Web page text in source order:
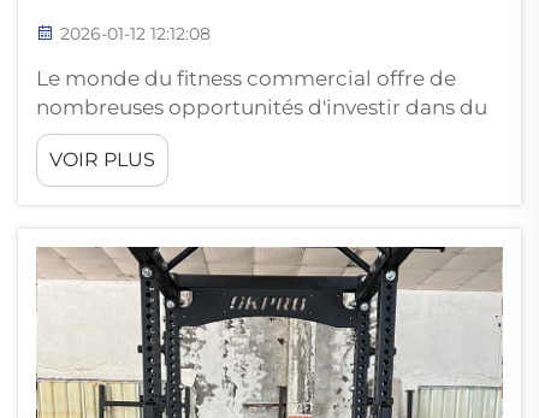
2026-01-12 12:12:08
Le monde du fitness commercial offre de
nombreuses opportunités d'investir dans du
matériel offrant un fort rendement. Le débat
classique entre barres et grands appareils
suscite toujours des discussions
d'expérience...
VOIR PLUS